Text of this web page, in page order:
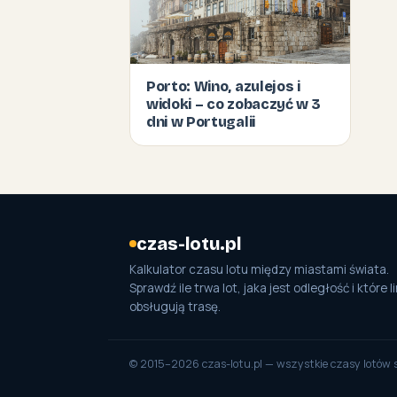
Porto: Wino, azulejos i
widoki – co zobaczyć w 3
dni w Portugalii
czas-lotu.pl
Kalkulator czasu lotu między miastami świata.
Sprawdź ile trwa lot, jaka jest odległość i które
obsługują trasę.
© 2015–2026 czas-lotu.pl — wszystkie czasy lotów